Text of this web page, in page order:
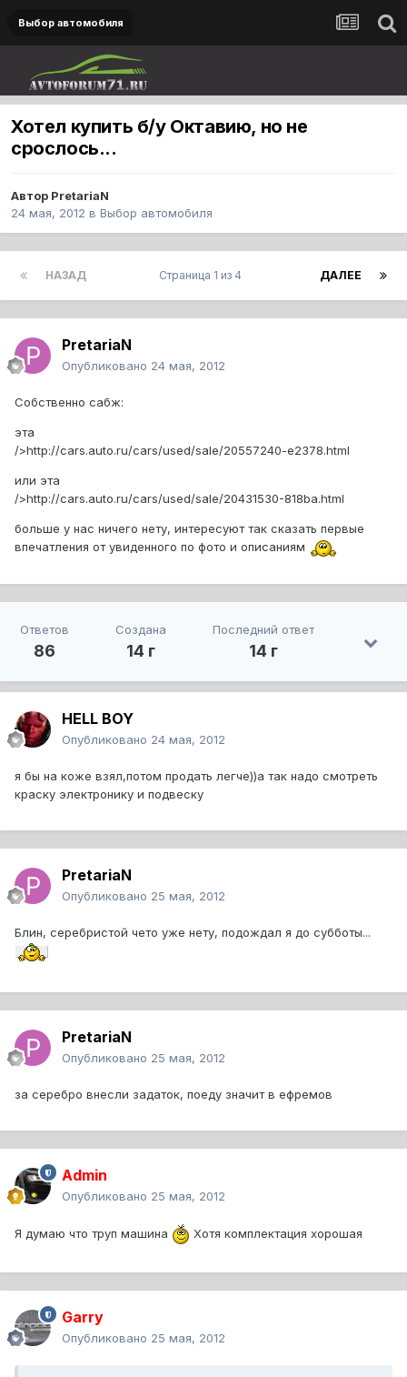
Выбор автомобиля
Хотел купить б/у Октавию, но не
срослось...
Автор PretariaN
24 мая, 2012 в Выбор автомобиля
НАЗАД ДАЛЕЕ
Страница 1 из 4
PretariaN
Опубликовано 24 мая, 2012
Собственно сабж:
эта
/>http://cars.auto.ru/cars/used/sale/20557240-e2378.html
или эта
/>http://cars.auto.ru/cars/used/sale/20431530-818ba.html
больше у нас ничего нету, интересуют так сказать первые
впечатления от увиденного по фото и описаниям
Ответов
86
Создана
14 г
Последний ответ
14 г
HELL BOY
Опубликовано 24 мая, 2012
я бы на коже взял,потом продать легче))а так надо смотреть
краску электронику и подвеску
PretariaN
Опубликовано 25 мая, 2012
Блин, серебристой чето уже нету, подождал я до субботы...
PretariaN
Опубликовано 25 мая, 2012
за серебро внесли задаток, поеду значит в ефремов
Admin
Опубликовано 25 мая, 2012
Я думаю что труп машина Хотя комплектация хорошая
Garry
Опубликовано 25 мая, 2012